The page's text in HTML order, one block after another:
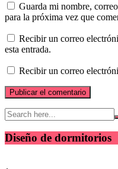
Guarda mi nombre,
para la próxima vez que
Recibir un correo
esta entrada.
Recibir un correo
Diseño de dormitorios